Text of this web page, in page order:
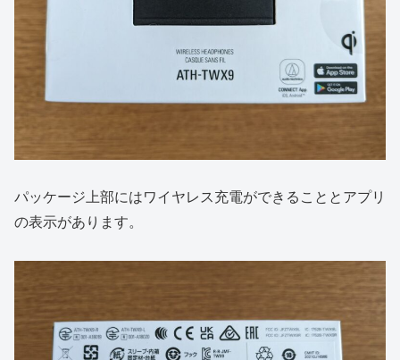
パッケージ上部にはワイヤレス充電ができることとアプリ
の表示があります。